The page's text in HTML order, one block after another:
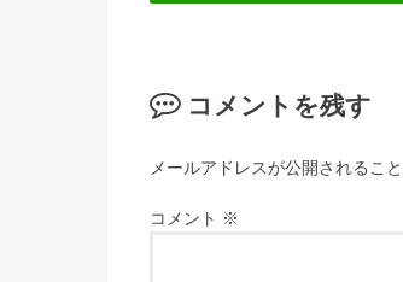
コメントを残す
メールアドレスが公開されること
コメント ※